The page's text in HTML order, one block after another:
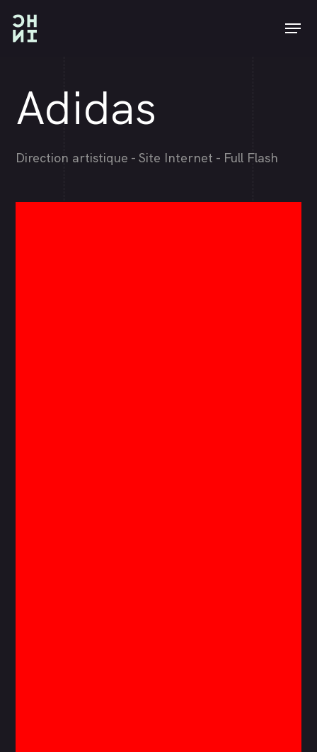
Adidas
Direction artistique - Site Internet - Full Flash